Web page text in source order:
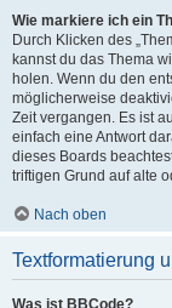
Wie markiere ich ein
Durch Klicken des
kannst du das Thema
holen. Wenn du den
möglicherweise
Zeit vergangen. Es ist
einfach eine Antwort
dieses Boards
triftigen Grund auf alte
Nach oben
Textformatierung
Was ist BBCode?